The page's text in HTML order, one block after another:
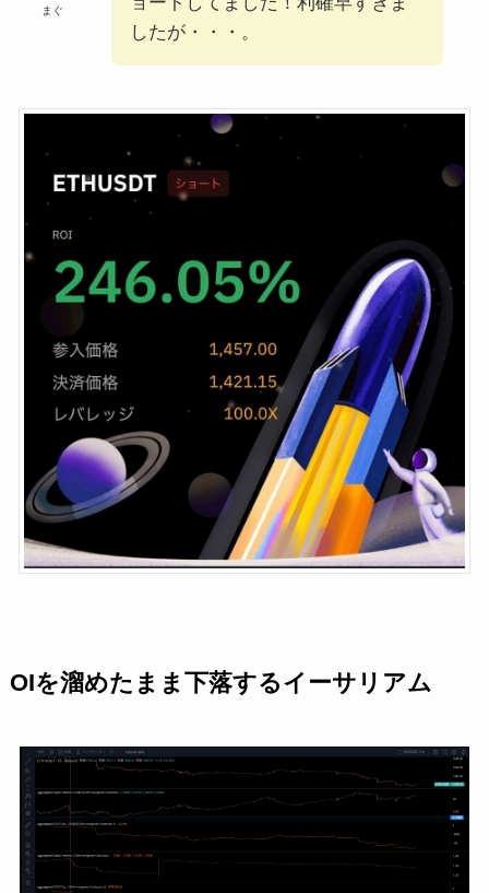
まぐ
したが・・・。
OIを溜めたまま下落するイーサリアム